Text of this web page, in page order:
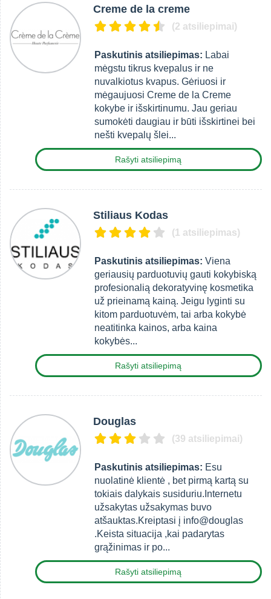
Creme de la creme
(2 atsiliepimai)
Paskutinis atsiliepimas: Labai
mėgstu tikrus kvepalus ir ne
nuvalkiotus kvapus. Gėriuosi ir
mėgaujuosi Creme de la Creme
kokybe ir išskirtinumu. Jau geriau
sumokėti daugiau ir būti išskirtinei bei
nešti kvepalų šlei...
Rašyti atsiliepimą
Stiliaus Kodas
(1 atsiliepimas)
Paskutinis atsiliepimas: Viena
geriausių parduotuvių gauti kokybiską
profesionalią dekoratyvinę kosmetika
už prieinamą kainą. Jeigu lyginti su
kitom parduotuvėm, tai arba kokybė
neatitinka kainos, arba kaina
kokybės...
Rašyti atsiliepimą
Douglas
(39 atsiliepimai)
Paskutinis atsiliepimas: Esu
nuolatinė klientė , bet pirmą kartą su
tokiais dalykais susiduriu.Internetu
užsakytas užsakymas buvo
atšauktas.Kreiptasi į info@douglas
.Keista situacija ,kai padarytas
grąžinimas ir po...
Rašyti atsiliepimą